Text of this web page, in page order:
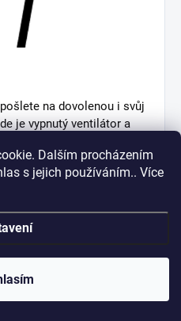
Dalším procházením
s jejich používáním.. Více
na dovolenou i svůj
je vypnutý ventilátor a
předchází nepříjemnému
samozřejmě zapnutý.
ideální teplotu, i když